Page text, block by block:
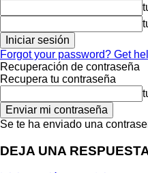
Forgot your password? Get
Recuperación de contraseña
Recupera tu contraseña
Se te ha enviado una
DEJA UNA